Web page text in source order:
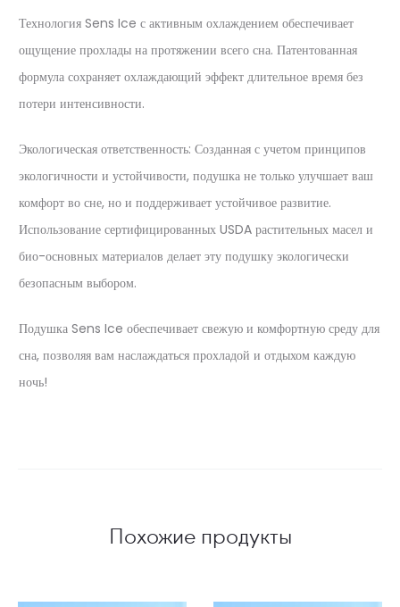
Технология Sens Ice с активным охлаждением обеспечивает
ощущение прохлады на протяжении всего сна. Патентованная
формула сохраняет охлаждающий эффект длительное время без
потери интенсивности.
Экологическая ответственность: Созданная с учетом принципов
экологичности и устойчивости, подушка не только улучшает ваш
комфорт во сне, но и поддерживает устойчивое развитие.
Использование сертифицированных USDA растительных масел и
био-основных материалов делает эту подушку экологически
безопасным выбором.
Подушка Sens Ice обеспечивает свежую и комфортную среду для
сна, позволяя вам наслаждаться прохладой и отдыхом каждую
ночь!
Похожие продукты